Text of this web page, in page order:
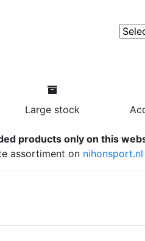
Large stock
products only on this
assortiment on nihonsport.nl